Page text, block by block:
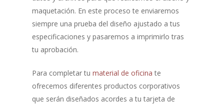
maquetación. En este proceso te enviaremos
siempre una prueba del diseño ajustado a tus
especificaciones y pasaremos a imprimirlo tras
tu aprobación.
Para completar tu material de oficina te
ofrecemos diferentes productos corporativos
que serán diseñados acordes a tu tarjeta de